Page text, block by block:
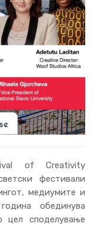
of Creativity
фестивали
медиумите и
обединува
цел споделување